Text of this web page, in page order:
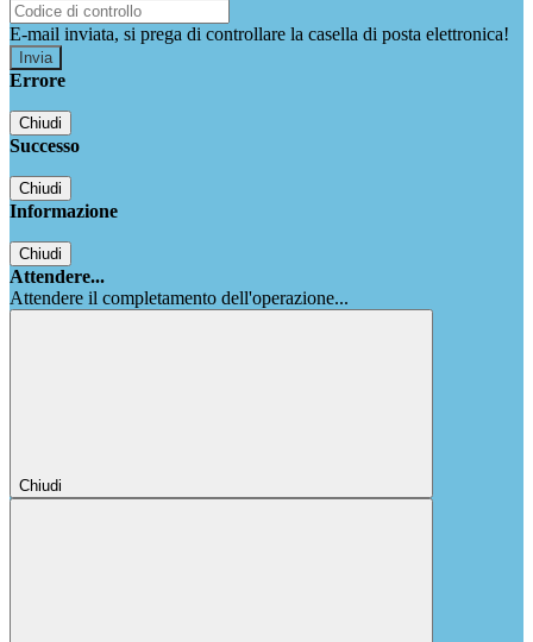
E-mail inviata, si prega di controllare la casella di posta elettronica!
Errore
Chiudi
Successo
Chiudi
Informazione
Chiudi
Attendere...
Attendere il completamento dell'operazione...
Chiudi